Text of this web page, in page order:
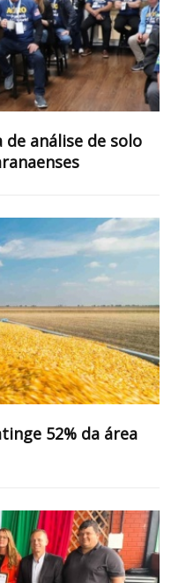
análise de solo
52% da área